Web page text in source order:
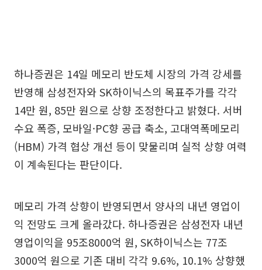
하나증권은 14일 메모리 반도체 시장의 가격 강세를
반영해 삼성전자와 SK하이닉스의 목표주가를 각각
14만 원, 85만 원으로 상향 조정한다고 밝혔다. 서버
수요 폭증, 모바일·PC향 공급 축소, 고대역폭메모리
(HBM) 가격 협상 개선 등이 맞물리며 실적 상향 여력
이 계속된다는 판단이다.
메모리 가격 상향이 반영되면서 양사의 내년 영업이
익 전망도 크게 올라갔다. 하나증권은 삼성전자 내년
영업이익을 95조8000억 원, SK하이닉스는 77조
3000억 원으로 기존 대비 각각 9.6%, 10.1% 상향했